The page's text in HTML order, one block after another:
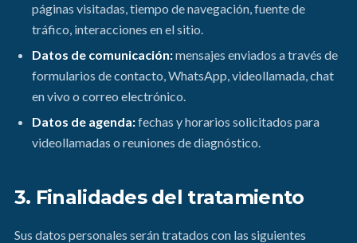
páginas visitadas, tiempo de navegación, fuente de
tráfico, interacciones en el sitio.
Datos de comunicación:mensajes enviados a través de
formularios de contacto, WhatsApp, videollamada, chat
en vivo o correo electrónico.
Datos de agenda:fechas y horarios solicitados para
videollamadas o reuniones de diagnóstico.
3. Finalidades del tratamiento
Sus datos personales serán tratados con las siguientes